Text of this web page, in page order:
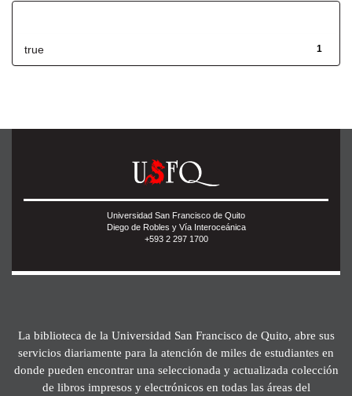
1
true
Universidad San Francisco de Quito
Diego de Robles y Vía Interoceánica
+593 2 297 1700
La biblioteca de la Universidad San Francisco de Quito, abre sus
servicios diariamente para la atención de miles de estudiantes en
donde pueden encontrar una seleccionada y actualizada colección
de libros impresos y electrónicos en todas las áreas del